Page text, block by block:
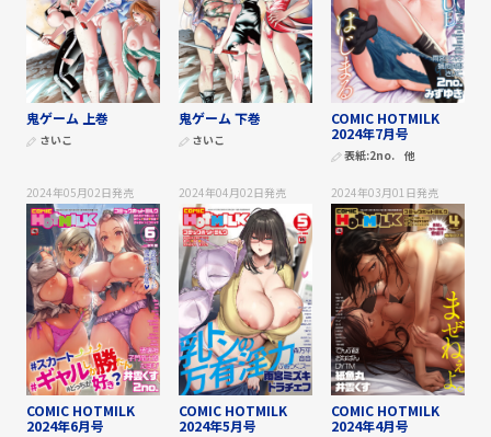
鬼ゲーム 上巻
さいこ
鬼ゲーム 下巻
さいこ
COMIC HOTMILK
2024年7月号
表紙:2no. 他
2024年05月02日発売
COMIC HOTMILK
2024年6月号
2024年04月02日発売
COMIC HOTMILK
2024年5月号
2024年03月01日発売
COMIC HOTMILK
2024年4月号